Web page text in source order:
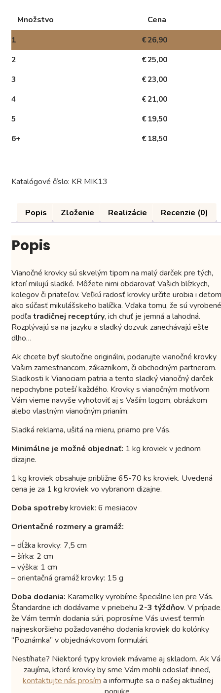
kg)
Množstvo Cena
1 €26,90
2
€25,00
3
€23,00
4
€21,00
5
€19,50
6+
€18,50
Katalógové číslo: KR MIK13
Popis Zloženie Realizácie Recenzie (0)
Popis
Vianočné krovky sú skvelým tipom na malý darček pre tých,
ktorí milujú sladké. Môžete nimi obdarovať Vašich blízkych,
kolegov či priateľov. Veľkú radosť krovky určite urobia i deťom
ako súčasť mikulášskeho balíčka. Vďaka tomu, že sú vyrobené
podľa tradičnej receptúry, ich chuť je jemná a lahodná.
Rozplývajú sa na jazyku a sladký dozvuk zanechávajú ešte
dlho…
Ak chcete byť skutočne originálni, podarujte vianočné krovky
Vašim zamestnancom, zákazníkom, či obchodným partnerom.
Sladkosti k Vianociam patria a tento sladký vianočný darček
nepochybne poteší každého. Krovky s vianočným motívom
Vám vieme navyše vyhotoviť aj s Vaším logom, obrázkom
alebo vlastným vianočným prianím.
Sladká reklama, ušitá na mieru, priamo pre Vás.
Minimálne je možné objednať: 1 kg kroviek v jednom
dizajne.
1 kg kroviek obsahuje približne 65-70 ks kroviek. Uvedená
cena je za 1 kg kroviek vo vybranom dizajne.
Doba spotrebykroviek: 6 mesiacov
Orientačné rozmery a gramáž:
– dĺžka krovky: 7,5 cm
– šírka: 2 cm
– výška: 1 cm
– orientačná gramáž krovky: 15 g
Doba dodania: Karamelky vyrobíme špeciálne len pre Vás.
Štandardne ich dodávame v priebehu 2-3 týždňov. V
že Vám termín dodania súri, poprosíme Vás uviesť termín
najneskoršieho požadovaného dodania kroviek do kolónky
“Poznámka” v objednávkovom formulári.
Nestíhate? Niektoré typy kroviek mávame aj skladom. Ak
zaujíma, ktoré krovky by sme Vám mohli odoslať ihneď,
kontaktujte nás prosím a informujte sa o našej aktuálnej